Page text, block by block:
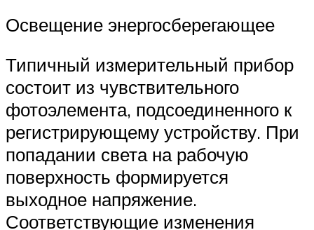
Освещение энергосберегающее
Типичный измерительный прибор
состоит из чувствительного
фотоэлемента, подсоединенного к
регистрирующему устройству. При
попадании света на рабочую
поверхность формируется
выходное напряжение.
Соответствующие изменения